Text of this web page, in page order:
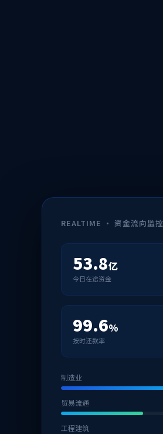
REALTIME · 资金流向监控
53.8亿
今日在途资金
99.6%
按时还款率
制造业
贸易流通
工程建筑